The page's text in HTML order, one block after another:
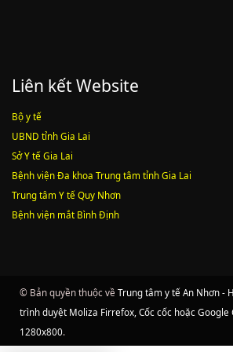
Liên kết Website
Bộ y tế
UBND tỉnh Gia Lai
Sở Y tế Gia Lai
Bệnh viện Đa khoa Trung tâm tỉnh Gia Lai
Trung tâm Y tế Quy Nhơn
Bệnh viện mắt Bình Định
© Bản quyền thuộc về Trung tâm y tế An Nhơn -
trình duyệt Moliza Firrefox, Cốc cốc hoặc Google
1280x800.